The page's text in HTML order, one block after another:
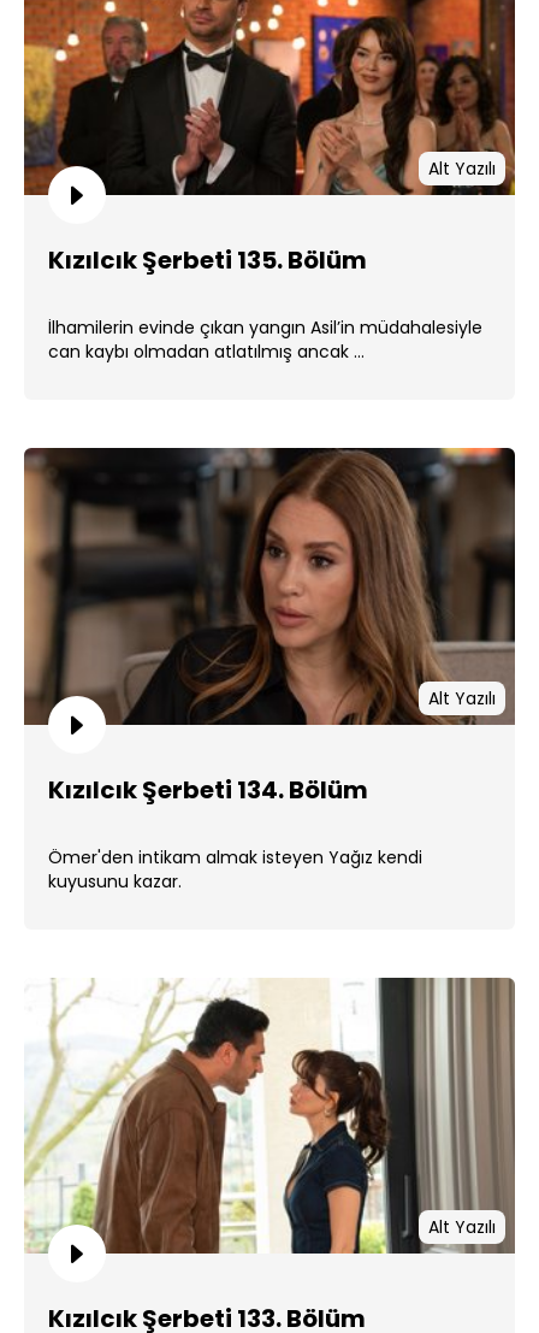
Alt Yazılı
Kızılcık Şerbeti 135. Bölüm
İlhamilerin evinde çıkan yangın Asil’in müdahalesiyle
can kaybı olmadan atlatılmış ancak ...
Alt Yazılı
Kızılcık Şerbeti 134. Bölüm
Ömer'den intikam almak isteyen Yağız kendi
kuyusunu kazar.
Alt Yazılı
Kızılcık Şerbeti 133. Bölüm